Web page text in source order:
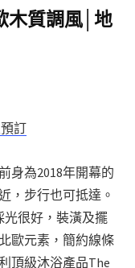
木質調風│地
訂
身為2018年開幕的
，步行也可抵達。
光很好，裝潢及擺
歐元素，簡約線條
頂級沐浴產品The